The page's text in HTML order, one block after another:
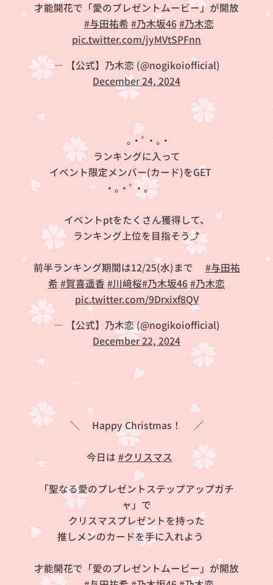
才能開花で「愛のプレゼントムービー」が開放
🎬✨ #与田祐希 #乃木坂46#乃木恋
pic.twitter.com/jyMVtSPFnn
— 【公式】乃木恋 (@nogikoiofficial)
December 24, 2024
⛄❄｡・ﾟ・｡・
ランキングに入って
イベント限定メンバー(カード)をGET✨
・｡・ﾟ・。❄💗
イベントptをたくさん獲得して、
ランキング上位を目指そう⤴
前半ランキング期間は12/25(水)まで💨 #与田祐
希 #賀喜遥香 #川﨑桜#乃木坂46#乃木恋
pic.twitter.com/9Drxixf8QV
— 【公式】乃木恋 (@nogikoiofficial)
December 22, 2024
＼🎄Happy Christmas！🎅／
今日は #クリスマス🎄
「聖なる愛のプレゼントステップアップガチ
ャ」で
クリスマスプレゼントを持った
推しメンのカードを手に入れよう🎶
才能開花で「愛のプレゼントムービー」が開放